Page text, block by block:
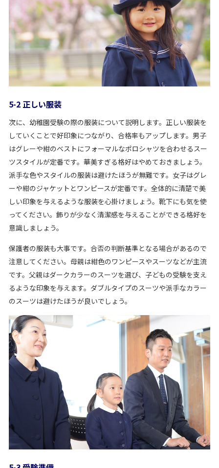
5-2 正しい服装
次に、幼稚園受験の際の服装について説明します。正しい服装を
していくことで好印象につながり、合格率もアップします。男子
はグレーや紺のベストにフォーマルなポロシャツを合わせるスー
ツスタイルが定番です。華美すぎる格好はやめておきましょう。
派手な色やスタイルの服装は避けたほうが無難です。女子はグレ
ーや紺のジャケットとワンピースが定番です。全体的に清楚で美
しい印象を与えるような服装を心掛けましょう。靴下にも気を使
ってください。飾りが少なく清潔感を与えることができる格好を
意識しましょう。
保護者の服装も大事です。合否の判断基準となる場合があるので
注意してください。母親は紺色のワンピースやスーツなどが主流
です。父親はダークカラーのスーツを選び、子どもの受験を支え
るような印象を与えます。ダブルタイプのスーツや派手なカラー
のスーツは避けたほうが良いでしょう。